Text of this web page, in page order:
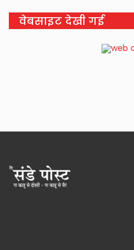
वेबसाइट देखी गई